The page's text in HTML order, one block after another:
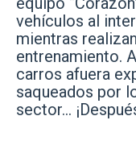
vehículos al
mientras
entrenamiento.
carros afuera
saqueados por
sector…